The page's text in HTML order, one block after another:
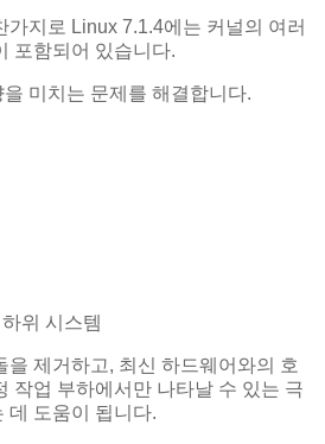
가지로 Linux 7.1.4에는 커널의 여러
포함되어 있습니다.
미치는 문제를 해결합니다.
위 시스템
을 제거하고, 최신 하드웨어와의 호
작업 부하에서만 나타날 수 있는 극
데 도움이 됩니다.